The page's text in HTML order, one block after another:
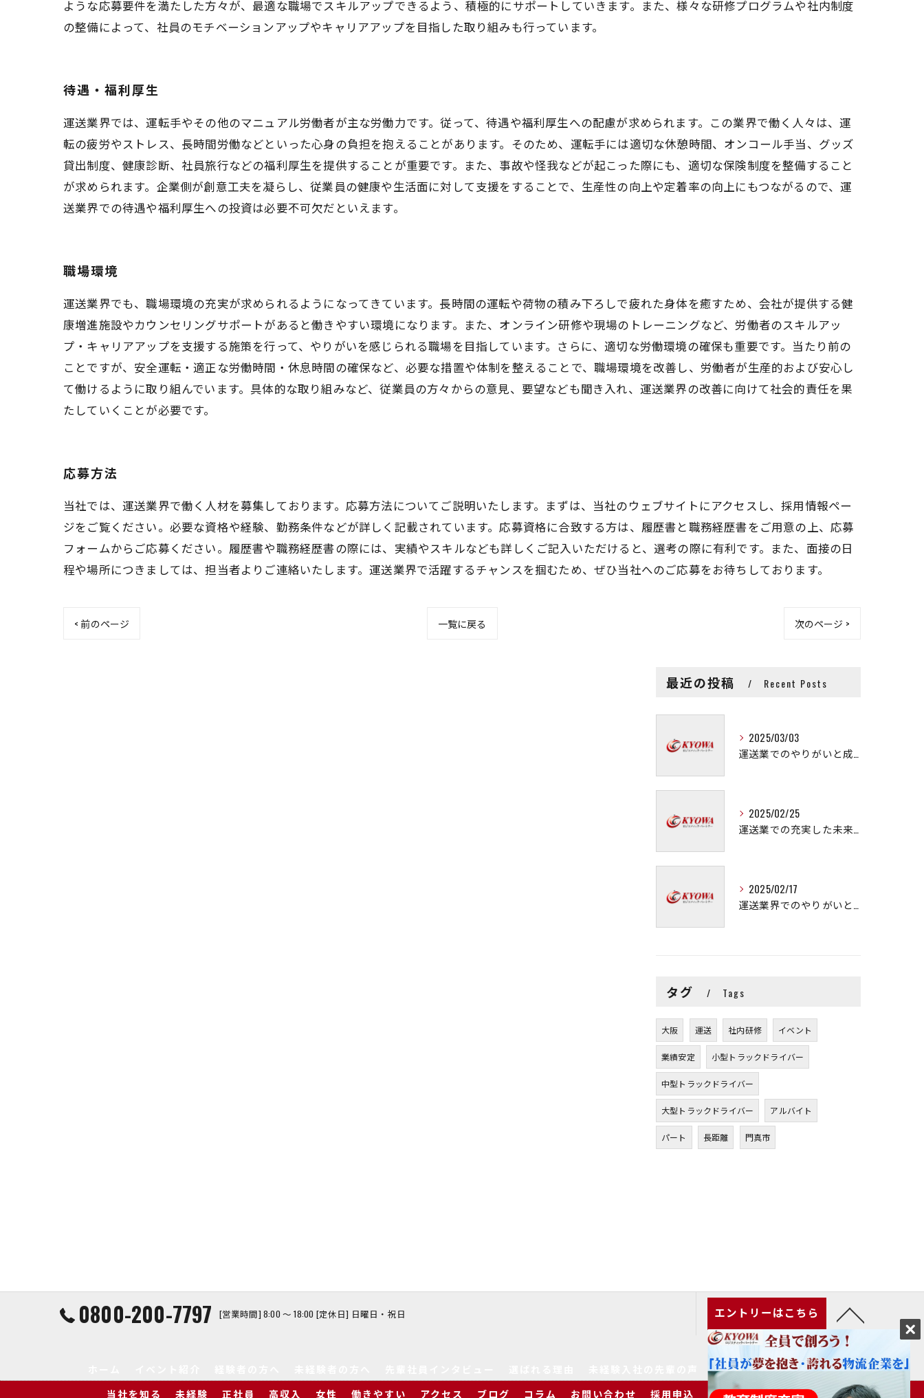
ような応募要件を満たした方々が、最適な職場でスキルアップできるよう、積極的にサポートしていきます。また、様々な研修プログラムや社内制度
の整備によって、社員のモチベーションアップやキャリアアップを目指した取り組みも行っています。
待遇・福利厚生
運送業界では、運転手やその他のマニュアル労働者が主な労働力です。従って、待遇や福利厚生への配慮が求められます。この業界で働く人々は、運
転の疲労やストレス、長時間労働などといった心身の負担を抱えることがあります。そのため、運転手には適切な休憩時間、オンコール手当、グッズ
貸出制度、健康診断、社員旅行などの福利厚生を提供することが重要です。また、事故や怪我などが起こった際にも、適切な保険制度を整備すること
が求められます。企業側が創意工夫を凝らし、従業員の健康や生活面に対して支援をすることで、生産性の向上や定着率の向上にもつながるので、運
送業界での待遇や福利厚生への投資は必要不可欠だといえます。
職場環境
運送業界でも、職場環境の充実が求められるようになってきています。長時間の運転や荷物の積み下ろしで疲れた身体を癒すため、会社が提供する健
康増進施設やカウンセリングサポートがあると働きやすい環境になります。また、オンライン研修や現場のトレーニングなど、労働者のスキルアッ
プ・キャリアアップを支援する施策を行って、やりがいを感じられる職場を目指しています。さらに、適切な労働環境の確保も重要です。当たり前の
ことですが、安全運転・適正な労働時間・休息時間の確保など、必要な措置や体制を整えることで、職場環境を改善し、労働者が生産的および安心し
て働けるように取り組んでいます。具体的な取り組みなど、従業員の方々からの意見、要望なども聞き入れ、運送業界の改善に向けて社会的責任を果
たしていくことが必要です。
応募方法
当社では、運送業界で働く人材を募集しております。応募方法についてご説明いたします。まずは、当社のウェブサイトにアクセスし、採用情報ペー
ジをご覧ください。必要な資格や経験、勤務条件などが詳しく記載されています。応募資格に合致する方は、履歴書と職務経歴書をご用意の上、応募
フォームからご応募ください。履歴書や職務経歴書の際には、実績やスキルなども詳しくご記入いただけると、選考の際に有利です。また、面接の日
程や場所につきましては、担当者よりご連絡いたします。運送業界で活躍するチャンスを掴むため、ぜひ当社へのご応募をお待ちしております。
< 前のページ 一覧に戻る 次のページ >
最近の投稿 Recent Posts
2025/03/03
運送業でのやりがいと成長の秘訣
2025/02/25
運送業での充実した未来を拓く方法
2025/02/17
運送業界でのやりがいと可能性
タグ Tags
大阪 運送 社内研修 イベント
業績安定 小型トラックドライバー
中型トラックドライバー
大型トラックドライバー アルバイト
パート 長距離 門真市
0800-200-7797 [営業時間] 8:00 ～ 18:00 [定休日] 日曜日・祝日 エントリーはこちら
家族の皆様へ
求人一覧
当社を知る
未経験 正社員 高収入 女性 働きやすい アクセス ブログ コラム お問い合わせ 採用申込 プライバシーポリシー